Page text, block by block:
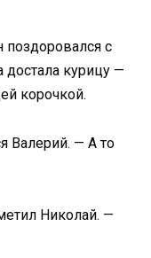
с
достала курицу —
корочкой.
Валерий. — А то
Николай. —